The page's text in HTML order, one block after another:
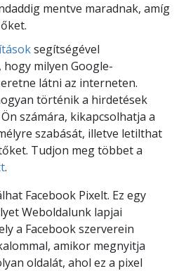
mentve maradnak, amíg
segítségével
milyen Google-
látni az interneten.
történik a hirdetések
számára, kikapcsolhatja a
szabását, illetve letilthat
Tudjon meg többet a
.
Facebook Pixelt. Ez egy
Weboldalunk lapjai
a Facebook szerverein
amikor megnyitja
oldalát, ahol ez a pixel